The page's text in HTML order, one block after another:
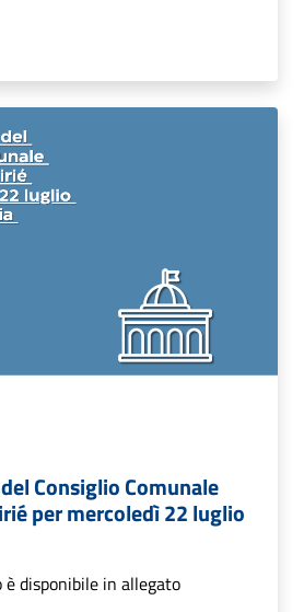
Consiglio Comunale
per mercoledì 22 luglio
è disponibile in allegato